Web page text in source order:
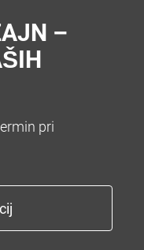
zatemnitev z
–
pri